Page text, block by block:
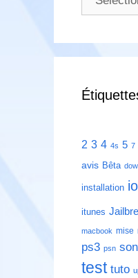
2 3 4 4s 5 7
avis Bêta
installation
itunes
macbook mise
ps3 psn
test tuto